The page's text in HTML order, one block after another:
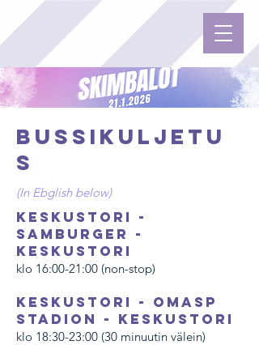
Bussikuljetu
s
(In Ebglish below)
Keskustori -
Samburger -
Keskustori
klo 16:00-21:00 (non-stop)
Keskustori - OmaSp
Stadion - Keskustori
klo 18:30-23:00 (30 minuutin välein)